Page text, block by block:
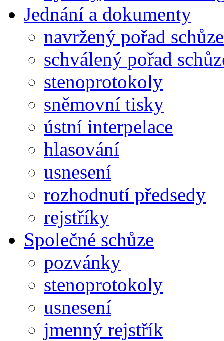
Jednání a dokumenty
navržený pořad schůze
schválený pořad
stenoprotokoly
sněmovní tisky
ústní interpelace
hlasování
usnesení
rozhodnutí předsedy
rejstříky
Společné schůze
pozvánky
stenoprotokoly
usnesení
jmenný rejstřík